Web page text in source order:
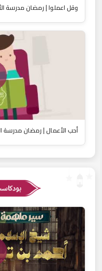
وقل اعملوا | رمضان مدرسة
أحب الأعمال | رمضان مدرسة